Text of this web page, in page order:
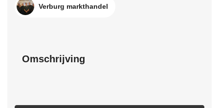
Verburg markthandel
Omschrijving